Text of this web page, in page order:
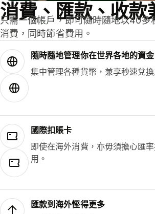
消費、匯款、收款
只需一個帳戶，即可隨時隨地以40多
消費，同時節省費用。
隨時隨地管理你在世界各地的資金
集中管理各種貨幣，兼享秒速兌換
國際扣賬卡
即使在海外消費，亦毋須擔心匯
用。
匯款到海外慳得更多